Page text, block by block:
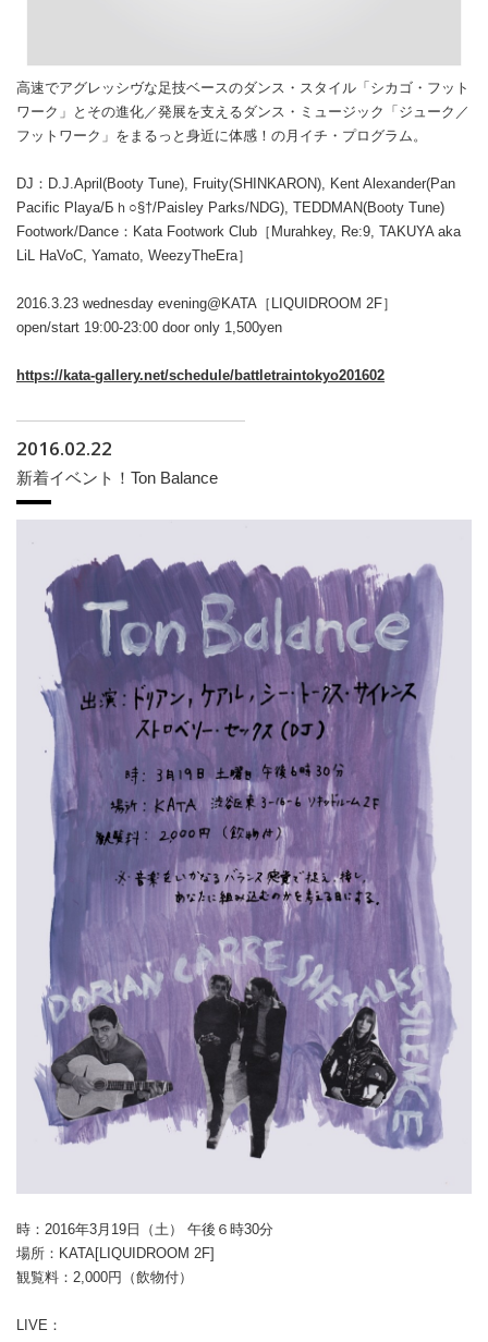
高速でアグレッシヴな足技ベースのダンス・スタイル「シカゴ・フット
ワーク」とその進化／発展を支えるダンス・ミュージック「ジューク／
フットワーク」をまるっと身近に体感！の月イチ・プログラム。
DJ：D.J.April(Booty Tune), Fruity(SHINKARON), Kent Alexander(Pan
Pacific Playa/Бｈ○§†/Paisley Parks/NDG), TEDDMAN(Booty Tune)
Footwork/Dance：Kata Footwork Club［Murahkey, Re:9, TAKUYA aka
LiL HaVoC, Yamato, WeezyTheEra］
2016.3.23 wednesday evening@KATA［LIQUIDROOM 2F］
open/start 19:00-23:00 door only 1,500yen
https://kata-gallery.net/schedule/battletraintokyo201602
2016.02.22
新着イベント！Ton Balance
時：2016年3月19日（土） 午後６時30分
場所：KATA[LIQUIDROOM 2F]
観覧料：2,000円（飲物付）
LIVE：